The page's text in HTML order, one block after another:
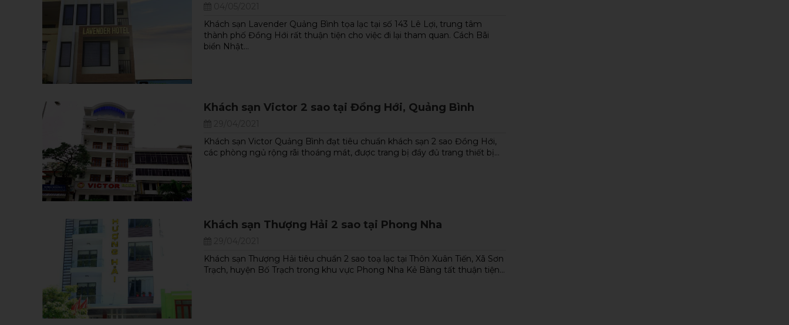
Khách sạn Lavender Quảng Bình tọa lạc tại số 143 Lê Lợi, trung tâm
thành phố Đồng Hới rất thuận tiện cho việc đi lại tham quan. Cách Bãi
biển Nhật...
Khách sạn Victor 2 sao tại Đồng Hới, Quảng Bình
Khách sạn Victor Quảng Bình đạt tiêu chuẩn khách sạn 2 sao Đồng Hới,
các phòng ngủ rộng rãi thoáng mát, được trang bị đầy đủ trang thiết bị...
Khách sạn Thượng Hải 2 sao tại Phong Nha
Khách sạn Thượng Hải tiêu chuẩn 2 sao toạ lạc tại Thôn Xuân Tiến, Xã Sơn
Trạch, huyện Bố Trạch trong khu vực Phong Nha Kẻ Bàng tất thuận tiện...